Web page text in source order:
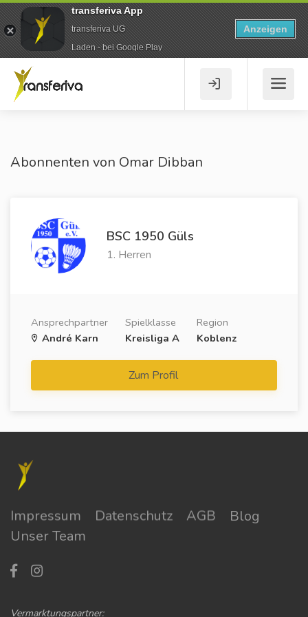
Abonnenten von Omar Dibban
BSC 1950 Güls
1. Herren
Ansprechpartner
André Karn
Spielklasse
Kreisliga A
Region
Koblenz
Zum Profil
Impressum Datenschutz AGB
Blog
Unser Team
Vermarktungspartner:
transferiva App
transferiva UG
Laden - bei Google Play
Anzeigen